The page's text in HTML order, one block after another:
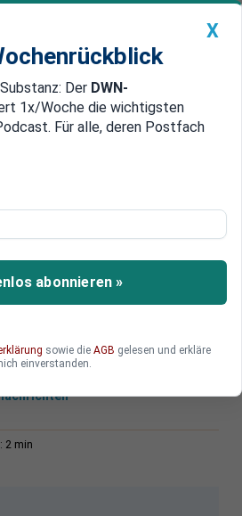
Geldanlage Premium
DWN-Magazin China
Physik vergeben
Werkzeuge aus
2 min
X
Der DWN-
1x/Woche die wichtigsten
Für alle, deren Postfach
abonnieren »
sowie die AGB gelesen und erkläre
einverstanden.